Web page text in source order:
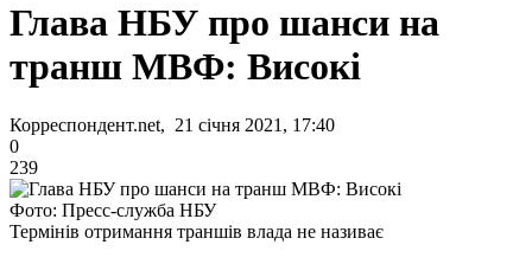
Глава НБУ про шанси на
транш МВФ: Високі
Корреспондент.net, 21 січня 2021, 17:40
0
239
Фото: Пресс-служба НБУ
Термінів отримання траншів влада не називає